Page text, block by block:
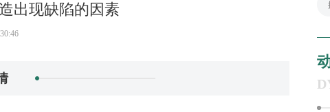
出现缺陷的因素